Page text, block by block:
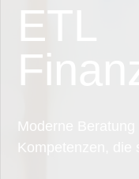
ETL
Moderne
Kompetenzen, die